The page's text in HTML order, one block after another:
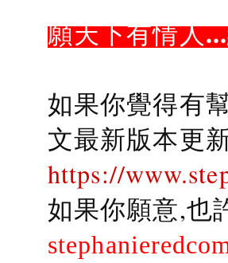
願天下有情人
如果你覺得有
文最新版本更
https://
如果你願意,也